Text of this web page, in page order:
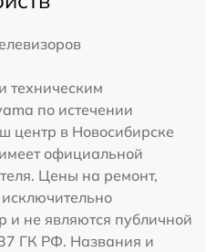
техническим
по истечении
центр в Новосибирске
официальной
Цены на ремонт,
и не являются публичной
ГК РФ. Названия и